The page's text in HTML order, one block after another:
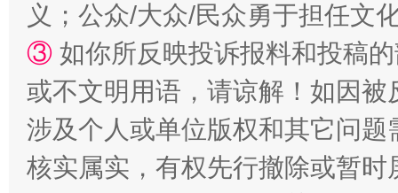
招工难、用工荒背后
义；公众/大众/民众勇于担任文
③ 如你所反映投诉报料和投稿
或不文明用语，请谅解！如因
涉及个人或单位版权和其它问题
核实属实，有权先行撤除或暂